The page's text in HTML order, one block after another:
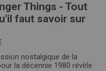
Things - Tout
faut savoir sur
nostalgique de la
la décennie 1980 révèle